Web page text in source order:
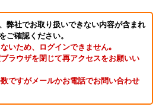
弊社でお取り扱いできない内容が含まれ
ご確認ください。
いため、ログインできません｡
ラウザを閉じて再アクセスをお願いい
ですがメールかお電話でお問い合わせ